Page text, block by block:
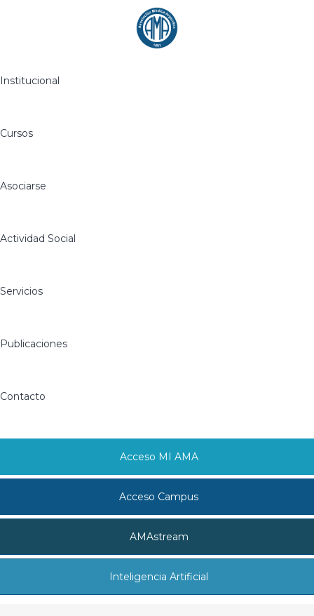
Institucional
Cursos
Asociarse
Actividad Social
Servicios
Publicaciones
Contacto
Acceso MI AMA
Acceso Campus
AMAstream
Inteligencia Artificial